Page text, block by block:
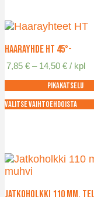
Haarayhde HT 45°-
7,85€ – 14,50€
-
/ kpl
Pikakatselu
Valitse vaihtoehdoista
useampi
muunnelma.
Voit
tehdä
Jatkoholkki 110 mm,